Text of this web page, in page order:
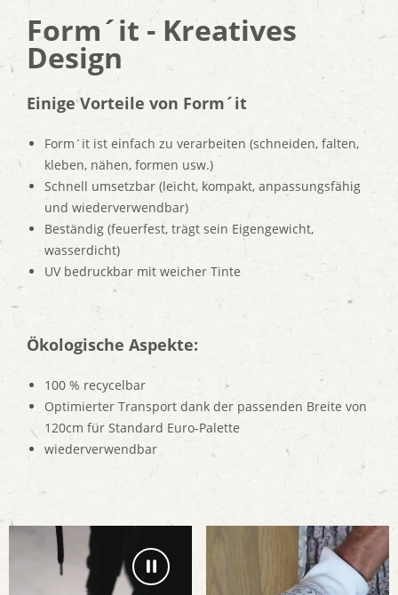
Form´it - Kreatives
Design
Einige Vorteile von Form´it
Form´it ist einfach zu verarbeiten (schneiden, falten,
kleben, nähen, formen usw.)
Schnell umsetzbar (leicht, kompakt, anpassungsfähig
und wiederverwendbar)
Beständig (feuerfest, trägt sein Eigengewicht,
wasserdicht)
UV bedruckbar mit weicher Tinte
Ökologische Aspekte:
100 % recycelbar
Optimierter Transport dank der passenden Breite von
120cm für Standard Euro-Palette
wiederverwendbar